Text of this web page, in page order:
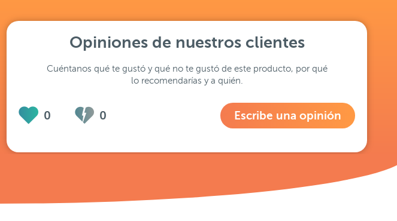
Opiniones de nuestros clientes
Cuéntanos qué te gustó y qué no te gustó de este producto, por qué
lo recomendarías y a quién.
0 0 Escribe una opinión